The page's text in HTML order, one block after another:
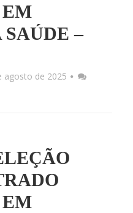
–
agosto de 2025